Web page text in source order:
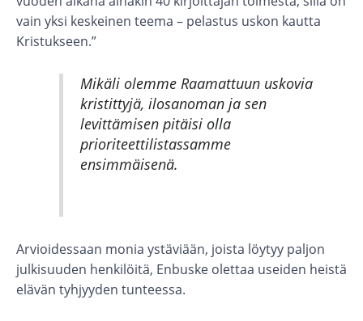
vain yksi keskeinen teema – pelastus uskon kautta
Kristukseen.”
Mikäli olemme Raamattuun uskovia
kristittyjä, ilosanoman ja sen
levittämisen pitäisi olla
prioriteettilistassamme
ensimmäisenä.
Arvioidessaan monia ystäviään, joista löytyy paljon
julkisuuden henkilöitä, Enbuske olettaa useiden heistä
elävän tyhjyyden tunteessa.